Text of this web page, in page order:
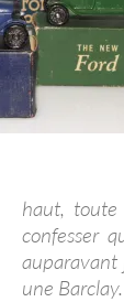
haut, toute
confesser
auparavant
une Barclay.